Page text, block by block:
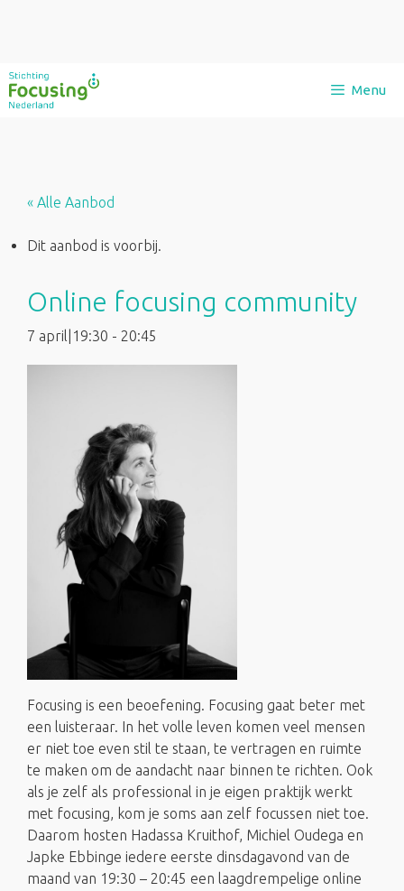
Ga
naar
Menu
« Alle Aanbod
Dit aanbod is voorbij.
Online focusing community
7 april|19:30 - 20:45
Focusing is een beoefening. Focusing gaat beter met
een luisteraar. In het volle leven komen veel mensen
er niet toe even stil te staan, te vertragen en ruimte
te maken om de aandacht naar binnen te richten. Ook
als je zelf als professional in je eigen praktijk werkt
met focusing, kom je soms aan zelf focussen niet toe.
Daarom hosten Hadassa Kruithof, Michiel Oudega en
Japke Ebbinge iedere eerste dinsdagavond van de
maand van 19:30 – 20:45 een laagdrempelige online